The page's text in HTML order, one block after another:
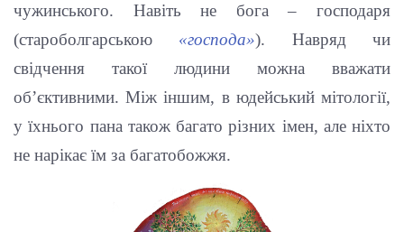
чужинського. Навіть не бога – господаря
(староболгарською «господа»). Навряд чи
свідчення такої людини можна вважати
об’єктивними. Між іншим, в юдейський мітології,
у їхнього пана також багато різних імен, але ніхто
не нарікає їм за багатобожжя.